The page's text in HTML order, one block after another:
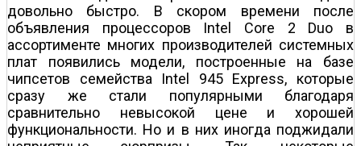
довольно быстро. В скором времени после
объявления процессоров Intel Core 2 Duo в
ассортименте многих производителей системных
плат появились модели, построенные на базе
чипсетов семейства Intel 945 Express, которые
сразу же стали популярными благодаря
сравнительно невысокой цене и хорошей
функциональности. Но и в них иногда поджидали